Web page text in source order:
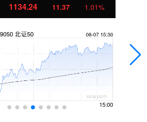
1134.24 11.37 1.01%